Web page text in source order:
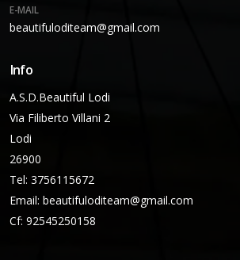
E-MAIL
beautifuloditeam@gmail.com
Info
A.S.D.Beautiful Lodi
Via Filiberto Villani 2
Lodi
26900
Tel: 3756115672
Email: beautifuloditeam@gmail.com
Cf: 92545250158